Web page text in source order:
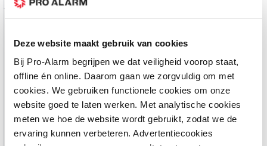
Deze website maakt gebruik van cookies
Bij Pro-Alarm begrijpen we dat veiligheid voorop staat,
offline én online. Daarom gaan we zorgvuldig om met
cookies. We gebruiken functionele cookies om onze
website goed te laten werken. Met analytische cookies
meten we hoe de website wordt gebruikt, zodat we de
ervaring kunnen verbeteren. Advertentiecookies
Noodknop Systeem met
WE + DS-PDEB2-EG2-
WE(B) + DS-2CV2Q21G1-
IDW(W)
369,00
Noodknop Systeem met
PWA96-M-WE + DS-
PDEB2-EG2-WE(B) + DS-
PS1-II-WE
Op voorraad
418,00